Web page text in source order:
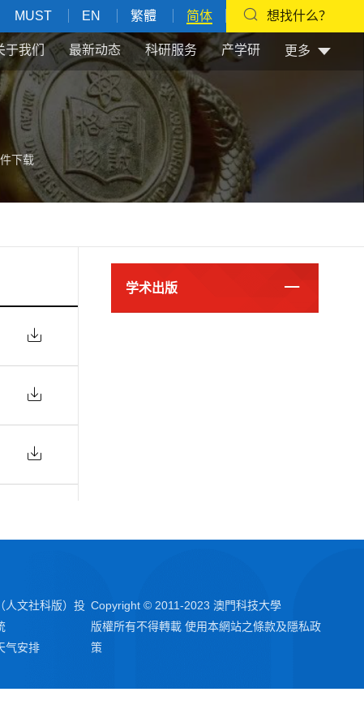
MUST EN 繁體 简体 想找什么？
于我们 最新动态 科研服务 产学研 更多
下载
学术出版
人文社科版）投
气安排
Copyright © 2011-2023 澳門科技大學
版權所有不得轉載 使用本網站之條款及隱私政
策